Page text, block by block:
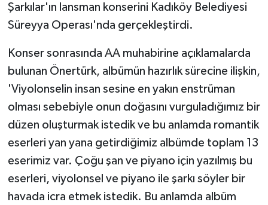
Şarkılar'ın lansman konserini Kadıköy Belediyesi
Süreyya Operası'nda gerçekleştirdi.
Konser sonrasında AA muhabirine açıklamalarda
bulunan Önertürk, albümün hazırlık sürecine ilişkin,
'Viyolonselin insan sesine en yakın enstrüman
olması sebebiyle onun doğasını vurguladığımız bir
düzen oluşturmak istedik ve bu anlamda romantik
eserleri yan yana getirdiğimiz albümde toplam 13
eserimiz var. Çoğu şan ve piyano için yazılmış bu
eserleri, viyolonsel ve piyano ile şarkı söyler bir
havada icra etmek istedik. Bu anlamda albüm